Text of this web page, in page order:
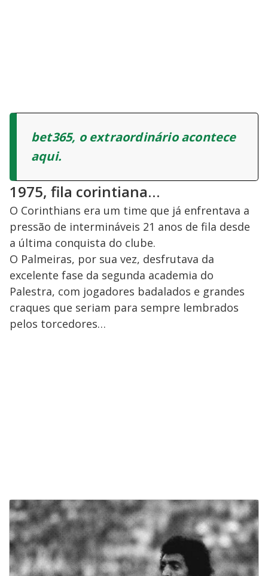
bet365, o extraordinário acontece
aqui.
1975, fila corintiana…
O Corinthians era um time que já enfrentava a
pressão de intermináveis 21 anos de fila desde
a última conquista do clube.
O Palmeiras, por sua vez, desfrutava da
excelente fase da segunda academia do
Palestra, com jogadores badalados e grandes
craques que seriam para sempre lembrados
pelos torcedores…